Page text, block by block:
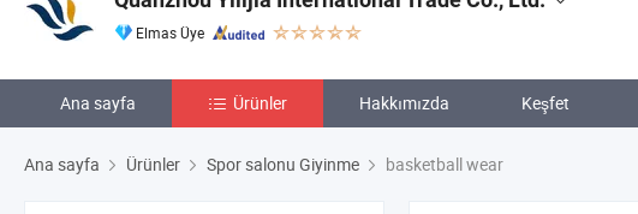
Elmas Üye
Ana sayfa Ürünler Hakkımızda Keşfet
Ana sayfa Ürünler Spor salonu Giyinme basketball wear